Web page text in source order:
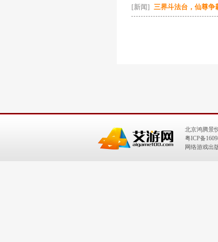
[新闻] 三界斗法台，仙尊争
北京鸿腾景
粤ICP备
网络游戏出